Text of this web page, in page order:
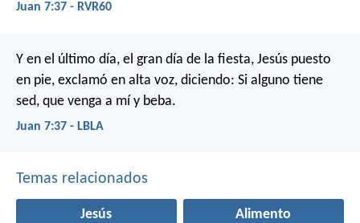
Juan 7:37 - RVR60
Y en el último día, el gran día de la fiesta, Jesús puesto
en pie, exclamó en alta voz, diciendo: Si alguno tiene
sed, que venga a mí y beba.
Juan 7:37 - LBLA
Temas relacionados
Jesús Alimento